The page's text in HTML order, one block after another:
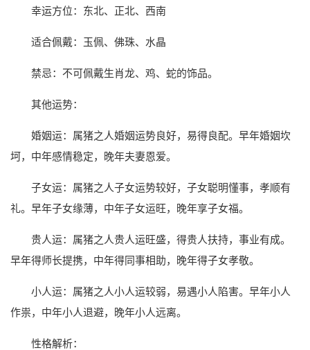
幸运方位：东北、正北、西南
适合佩戴：玉佩、佛珠、水晶
禁忌：不可佩戴生肖龙、鸡、蛇的饰品。
其他运势：
婚姻运：属猪之人婚姻运势良好，易得良配。早年婚姻坎
坷，中年感情稳定，晚年夫妻恩爱。
子女运：属猪之人子女运势较好，子女聪明懂事，孝顺有
礼。早年子女缘薄，中年子女运旺，晚年享子女福。
贵人运：属猪之人贵人运旺盛，得贵人扶持，事业有成。
早年得师长提携，中年得同事相助，晚年得子女孝敬。
小人运：属猪之人小人运较弱，易遇小人陷害。早年小人
作祟，中年小人退避，晚年小人远离。
性格解析：